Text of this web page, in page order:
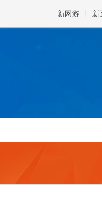
新网游 新